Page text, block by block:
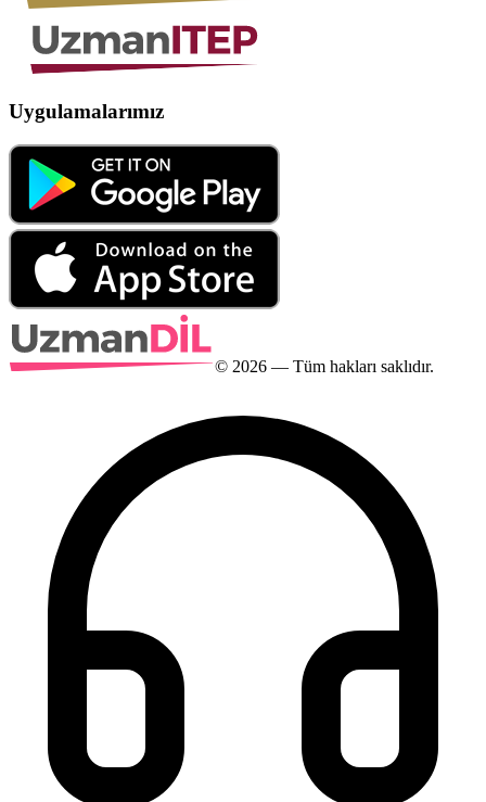
Uygulamalarımız
© 2026 — Tüm hakları saklıdır.